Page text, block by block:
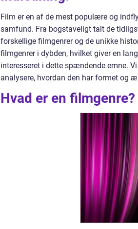
Film er en af de mest populære og
samfund. Fra bogstaveligt talt de
forskellige filmgenrer og de unikke
filmgenrer i dybden, hvilket giver en
interesseret i dette spændende emne.
analysere, hvordan den har formet og
Hvad er en filmgenre?